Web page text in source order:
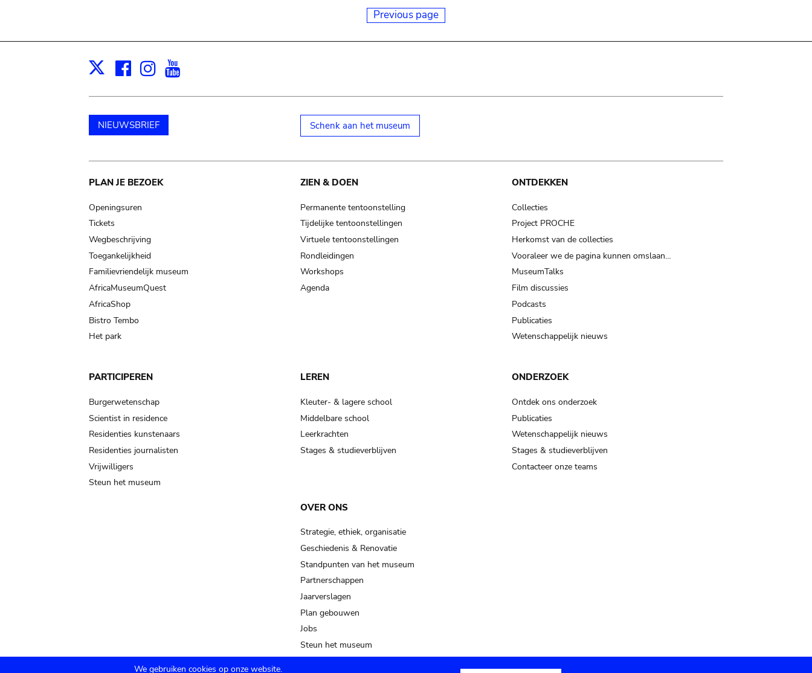
Previous page
X Facebook
Instagram
NIEUWSBRIEF Schenk aan het museum
Main
navigation
PLAN JE BEZOEK
Openingsuren
Tickets
Wegbeschrijving
Toegankelijkheid
Familievriendelijk museum
AfricaMuseumQuest
AfricaShop
Bistro Tembo
Het park
ZIEN & DOEN
Permanente tentoonstelling
Tijdelijke tentoonstellingen
Virtuele tentoonstellingen
Rondleidingen
Workshops
Agenda
ONTDEKKEN
Collecties
Project PROCHE
Herkomst van de collecties
Vooraleer we de pagina kunnen omslaan…
MuseumTalks
Film discussies
Podcasts
Publicaties
Wetenschappelijk nieuws
PARTICIPEREN
Burgerwetenschap
Scientist in residence
Residenties kunstenaars
Residenties journalisten
Vrijwilligers
Steun het museum
LEREN
Kleuter- & lagere school
Middelbare school
Leerkrachten
Stages & studieverblijven
ONDERZOEK
Ontdek ons onderzoek
Publicaties
Wetenschappelijk nieuws
Stages & studieverblijven
Contacteer onze teams
OVER ONS
Strategie, ethiek, organisatie
Geschiedenis & Renovatie
Standpunten van het museum
Partnerschappen
Jaarverslagen
Plan gebouwen
Jobs
Steun het museum
We gebruiken cookies op onze website.